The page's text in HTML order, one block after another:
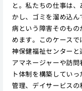
と。私たちの仕事は
かし、ゴミを溜め込
病という障害そのも
めます。このケース
神保健福祉センター
アマネージャーや訪
ト体制を構築してい
管理、デイサービス